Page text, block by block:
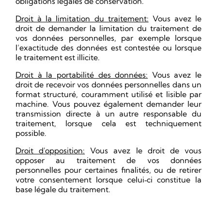
Droit à la limitation du traitement: Vous avez le
droit de demander la limitation du traitement de
vos données personnelles, par exemple lorsque
l’exactitude des données est contestée ou lorsque
le traitement est illicite.
Droit à la portabilité des données: Vous avez le
droit de recevoir vos données personnelles dans un
format structuré, couramment utilisé et lisible par
machine. Vous pouvez également demander leur
transmission directe à un autre responsable du
traitement, lorsque cela est techniquement
possible.
Droit d'opposition: Vous avez le droit de vous
opposer au traitement de vos données
personnelles pour certaines finalités, ou de retirer
votre consentement lorsque celui‑ci constitue la
base légale du traitement.